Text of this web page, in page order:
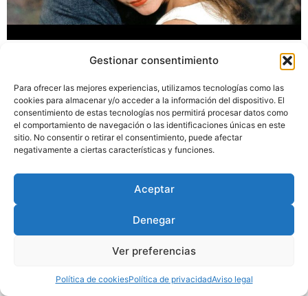
Gestionar consentimiento
Para ofrecer las mejores experiencias, utilizamos tecnologías como las
cookies para almacenar y/o acceder a la información del dispositivo. El
consentimiento de estas tecnologías nos permitirá procesar datos como
el comportamiento de navegación o las identificaciones únicas en este
sitio. No consentir o retirar el consentimiento, puede afectar
negativamente a ciertas características y funciones.
Aceptar
Denegar
Ver preferencias
Política de cookiesPolítica de privacidadAviso legal
En este artículo publicado en 2004 traté de destacar
algunos rasgos frecuentes en la obra de Elia Kazan a
partir de la lectura de su autobiografía.
Diseñado porTrixma|Política
de Privacidad | Aviso Legal|